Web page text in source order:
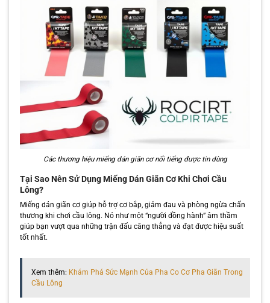
Các thương hiệu miếng dán giãn cơ nổi tiếng được tin dùng
Tại Sao Nên Sử Dụng Miếng Dán Giãn Cơ Khi Chơi Cầu
Lông?
Miếng dán giãn cơ giúp hỗ trợ cơ bắp, giảm đau và phòng ngừa chấn
thương khi chơi cầu lông. Nó như một “người đồng hành” âm thầm
giúp bạn vượt qua những trận đấu căng thẳng và đạt được hiệu suất
tốt nhất.
Xem thêm: Khám Phá Sức Mạnh Của Pha Co Cơ Pha Giãn Trong
Cầu Lông